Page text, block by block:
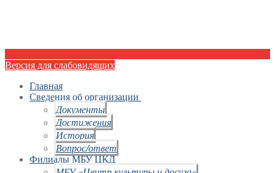
Версия для слабовидящих
Главная
Сведения об организации
Документы
Достижения
История
Вопрос/ответ
Филиалы МБУ ЦКД